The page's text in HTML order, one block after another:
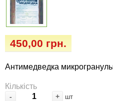
450,00 грн.
Антимедведка
Кількість
- + шт
Семена перца
Семена петрушки
Удобрения «Сударушка»,
Удобрения «Чистый лист»
100 г
Удобрения «Чистый лист»
300 г
Опрыскиватели
Горшки для цветов, кашпо